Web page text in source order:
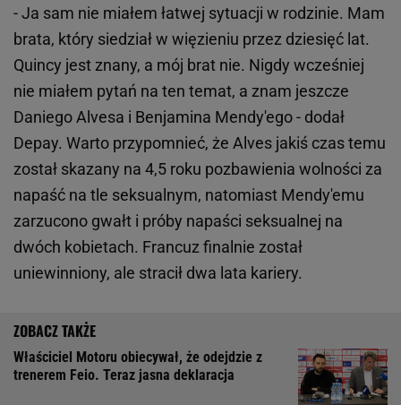
- Ja sam nie miałem łatwej sytuacji w rodzinie. Mam
brata, który siedział w więzieniu przez dziesięć lat.
Quincy jest znany, a mój brat nie. Nigdy wcześniej
nie miałem pytań na ten temat, a znam jeszcze
Daniego Alvesa i Benjamina Mendy'ego - dodał
Depay. Warto przypomnieć, że Alves jakiś czas temu
został skazany na 4,5 roku pozbawienia wolności za
napaść na tle seksualnym, natomiast Mendy'emu
zarzucono gwałt i próby napaści seksualnej na
dwóch kobietach. Francuz finalnie został
uniewinniony, ale stracił dwa lata kariery.
Właściciel Motoru obiecywał, że odejdzie z
trenerem Feio. Teraz jasna deklaracja